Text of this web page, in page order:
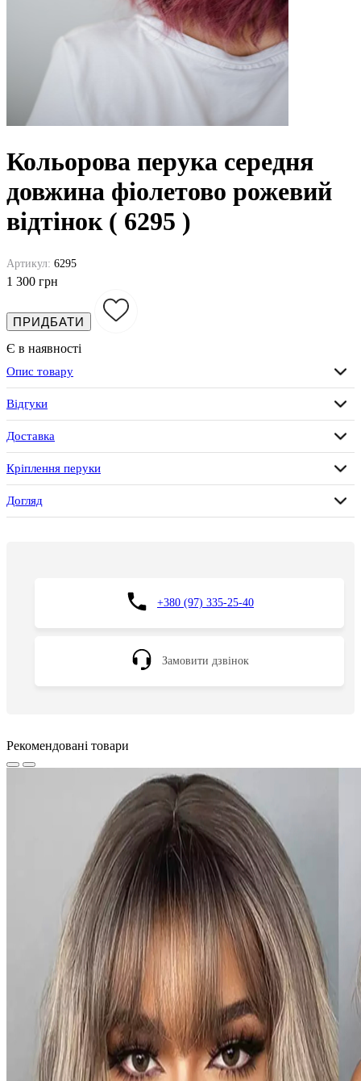
Кольорова перука середня
довжина фіолетово рожевий
відтінок ( 6295 )
Артикул: 6295
1 300 грн
ПРИДБАТИ
Є в наявності
Опис товару
Відгуки
Доставка
Кріплення перуки
Догляд
+380 (97) 335-25-40
Замовити дзвінок
Рекомендовані товари